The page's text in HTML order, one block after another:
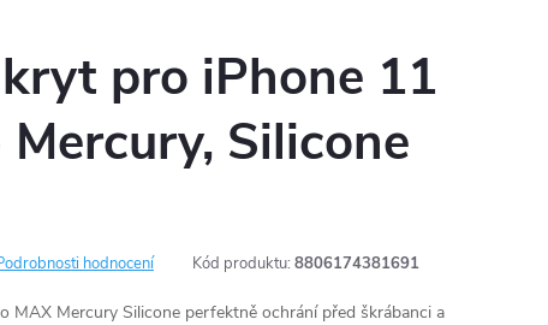
pro iPhone 11
Silicone
hodnocení Kód produktu: 8806174381691
MAX Mercury Silicone perfektně ochrání před škrábanci a